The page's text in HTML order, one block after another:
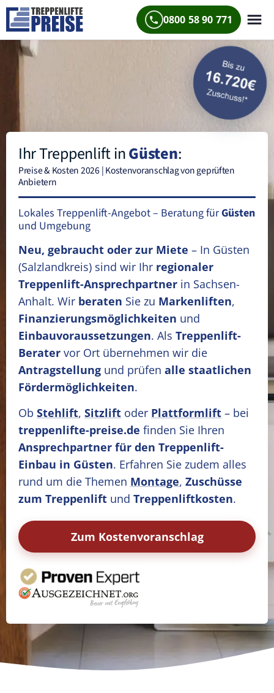
0800 58 90 771
Ihr Treppenlift inGüsten:
Preise & Kosten 2026 | Kostenvoranschlag von geprüften
Anbietern
Lokales Treppenlift-Angebot – Beratung fürGüsten
und Umgebung
Neu, gebraucht oder zur Miete – In Güsten
(Salzlandkreis) sind wir Ihr regionaler
Treppenlift-Ansprechpartner in Sachsen-
Anhalt. Wir beraten Sie zu Markenliften,
Finanzierungsmöglichkeiten und
Einbauvoraussetzungen. Als Treppenlift-
Berater vor Ort übernehmen wir die
Antragstellung und prüfen alle staatlichen
Fördermöglichkeiten.
Ob Stehlift, Sitzlift oder Plattformlift – bei
treppenlifte-preise.de finden Sie Ihren
Ansprechpartner für den Treppenlift-
Einbau in Güsten. Erfahren Sie zudem alles
rund um die Themen Montage, Zuschüsse
zum Treppenlift und Treppenliftkosten.
Zum Kostenvoranschlag